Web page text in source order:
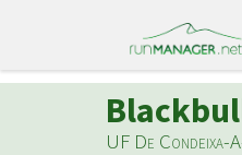
UF De Condeixa-